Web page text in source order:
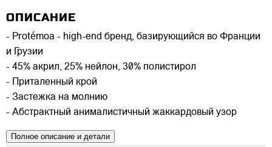
ОПИСАНИЕ
- Protémoa - high-end бренд, базирующийся во Франции
и Грузии
- 45% акрил, 25% нейлон, 30% полистирол
- Приталенный крой
- Застежка на молнию
- Абстрактный анималистичный жаккардовый узор
Полное описание и детали